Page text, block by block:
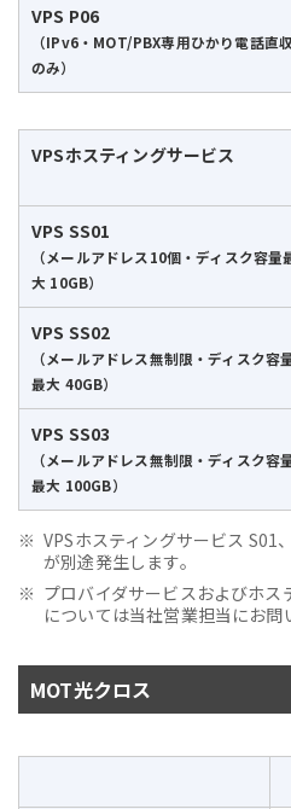
VPS P06
（IPv6・MOT/PBX専用ひかり電話直収
のみ）
VPSホスティングサービス
VPS SS01
（メールアドレス10個・ディスク容量
大 10GB）
VPS SS02
（メールアドレス無制限・ディスク容
最大 40GB）
VPS SS03
（メールアドレス無制限・ディスク容
最大 100GB）
VPSホスティングサービス S01
が別途発生します。
プロバイダサービスおよびホ
については当社営業担当にお問
MOT光クロス